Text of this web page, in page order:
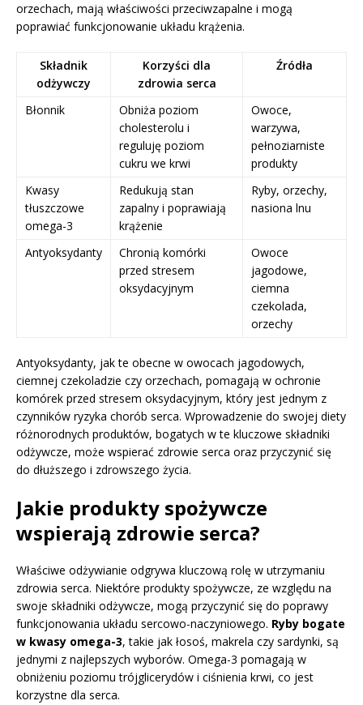
orzechach, mają właściwości przeciwzapalne i mogą
poprawiać funkcjonowanie układu krążenia.
Składnik
odżywczy
Korzyści dla
zdrowia serca
Źródła
Błonnik
Obniża poziom
cholesterolu i
reguluję poziom
cukru we krwi
Owoce,
warzywa,
pełnoziarniste
produkty
Kwasy
tłuszczowe
omega-3
Redukują stan
zapalny i poprawiają
krążenie
Ryby, orzechy,
nasiona lnu
Antyoksydanty
Chronią komórki
przed stresem
oksydacyjnym
Owoce
jagodowe,
ciemna
czekolada,
orzechy
Antyoksydanty, jak te obecne w owocach jagodowych,
ciemnej czekoladzie czy orzechach, pomagają w ochronie
komórek przed stresem oksydacyjnym, który jest jednym z
czynników ryzyka chorób serca. Wprowadzenie do swojej diety
różnorodnych produktów, bogatych w te kluczowe składniki
odżywcze, może wspierać zdrowie serca oraz przyczynić się
do dłuższego i zdrowszego życia.
Jakie produkty spożywcze
wspierają zdrowie serca?
Właściwe odżywianie odgrywa kluczową rolę w utrzymaniu
zdrowia serca. Niektóre produkty spożywcze, ze względu na
swoje składniki odżywcze, mogą przyczynić się do poprawy
funkcjonowania układu sercowo-naczyniowego. Ryby bogate
w kwasy omega-3, takie jak łosoś, makrela czy sardynki, są
jednymi z najlepszych wyborów. Omega-3 pomagają w
obniżeniu poziomu trójglicerydów i ciśnienia krwi, co jest
korzystne dla serca.